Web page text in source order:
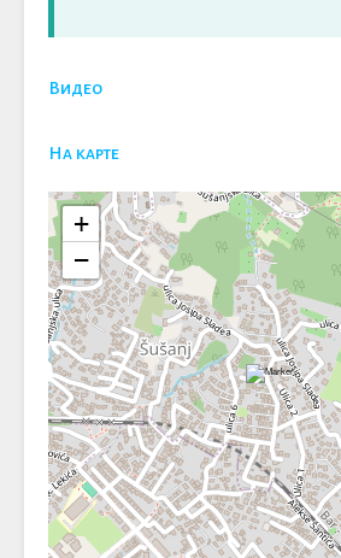
Видео
На карте
+
−